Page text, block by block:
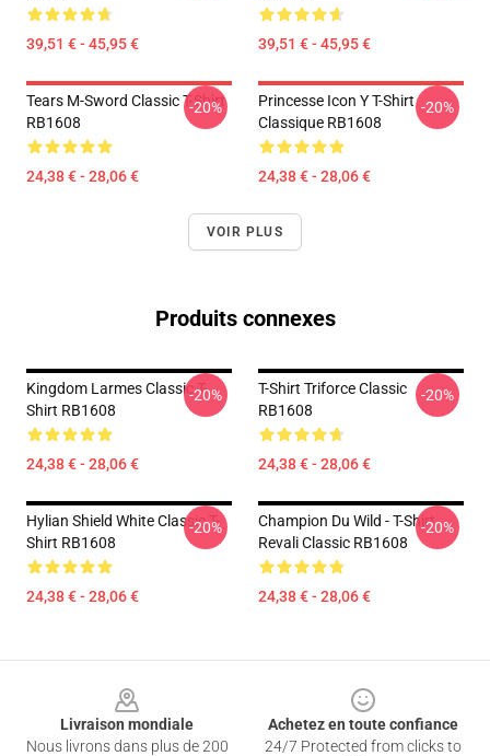
39,51 € - 45,95 € 39,51 € - 45,95 €
Tears M-Sword Classic T-Shirt
RB1608
24,38 € - 28,06 €
-20%
Princesse Icon Y T-Shirt
Classique RB1608
24,38 € - 28,06 €
-20%
VOIR PLUS
Produits connexes
Kingdom Larmes Classic T-
Shirt RB1608
24,38 € - 28,06 €
-20%
T-Shirt Triforce Classic
RB1608
24,38 € - 28,06 €
-20%
Hylian Shield White Classic T-
Shirt RB1608
24,38 € - 28,06 €
-20%
Champion Du Wild - T-Shirt
Revali Classic RB1608
24,38 € - 28,06 €
-20%
Livraison mondiale
Nous livrons dans plus de 200
Achetez en toute confiance
24/7 Protected from clicks to